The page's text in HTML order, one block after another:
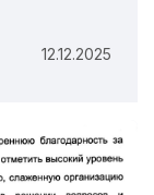
12.12.2025